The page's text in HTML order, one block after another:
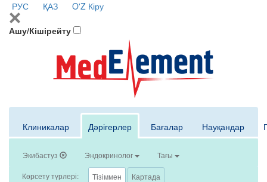
РУС ҚАЗ O'Z Кіру
Ашу/Кішірейту
Клиникалар Дәрігерлер Бағалар Науқандар
Экибастуз Эндокринолог Тағы
Көрсету түрлері: Тізіммен Картада